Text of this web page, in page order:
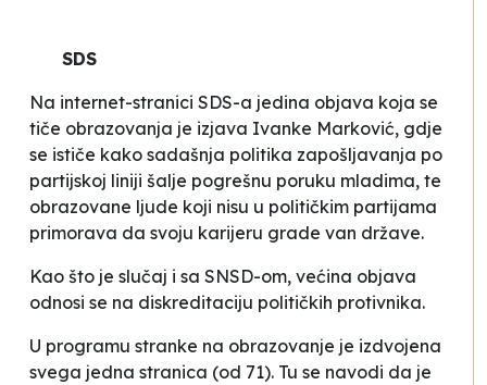
SDS
Na internet-stranici SDS-a jedina objava koja se
tiče obrazovanja je izjava Ivanke Marković, gdje
se ističe kako sadašnja politika zapošljavanja po
partijskoj liniji šalje pogrešnu poruku mladima, te
obrazovane ljude koji nisu u političkim partijama
primorava da svoju karijeru grade van države.
Kao što je slučaj i sa SNSD-om, većina objava
odnosi se na diskreditaciju političkih protivnika.
U programu stranke na obrazovanje je izdvojena
svega jedna stranica (od 71). Tu se navodi da je